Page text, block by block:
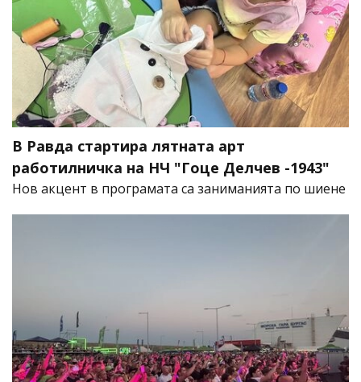
В Равда стартира лятната арт
работилничка на НЧ "Гоце Делчев -1943"
Нов акцент в програмата са заниманията по шиене